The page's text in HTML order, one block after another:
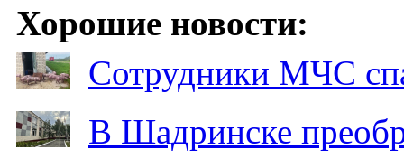
Хорошие новости:
Сотрудники МЧС
В Шадринске